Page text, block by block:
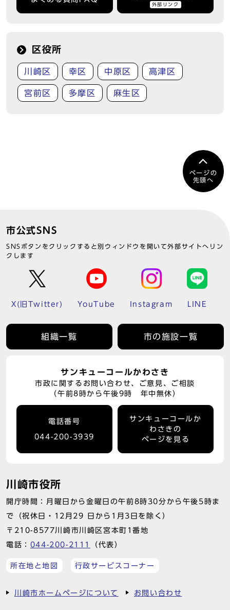
外部リンク
区役所
川崎区 幸区 中原区 高津区
宮前区 多摩区 麻生区
ページの
先頭へ
市公式SNS
SNSボタンをクリックすると別ウィンドウを開いて外部サイトへリン
クします
X(旧Twitter) YouTube Instagram LINE
組織一覧 市の施設一覧
サンキューコールかわさき
市政に関するお問い合わせ、ご意見、ご相談
（午前8時から午後9時 年中無休）
電話番号
044-200-3939
サンキューコールか
わさきの
ページを見る
川崎市役所
開庁時間：月曜日から金曜日の午前8時30分から午後5時ま
で（祝休日・12月29 日から1月3日を除く）
〒210-8577川崎市川崎区宮本町1番地
電話： 044-200-2111 （代表）
所在地と地図 行政サービスコーナー
川崎市ホームページについて お問い合わせ